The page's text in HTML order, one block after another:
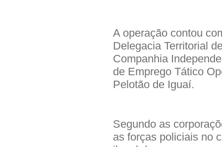
A operação contou
Delegacia Territorial
Companhia
de Emprego Tático
Pelotão de Iguaí.
Segundo as
as forças policiais no